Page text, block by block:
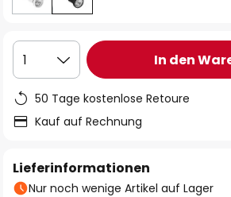
1 In den
50 Tage kostenlose Retoure
Kauf auf Rechnung
Lieferinformationen
Nur noch wenige Artikel auf Lager